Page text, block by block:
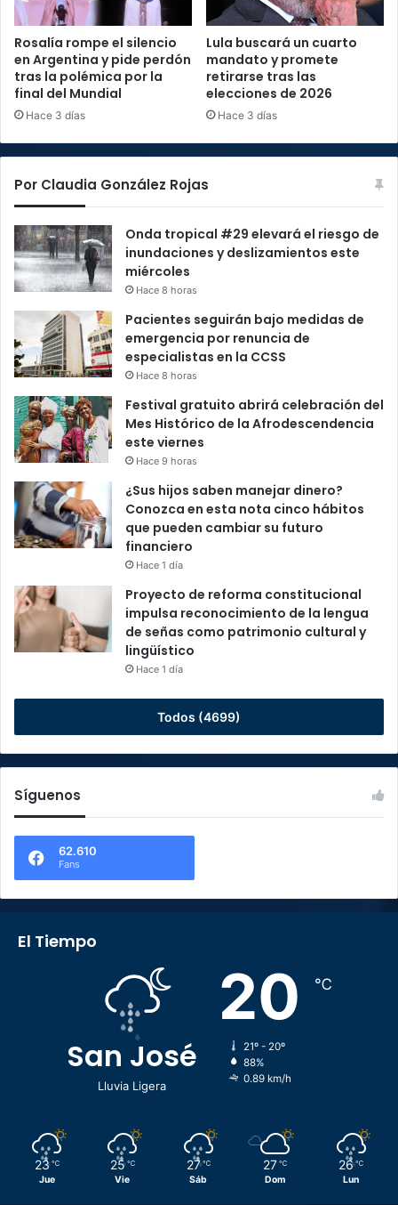
Rosalía rompe el silencio
en Argentina y pide perdón
tras la polémica por la
final del Mundial
Hace 3 días
Lula buscará un cuarto
mandato y promete
retirarse tras las
elecciones de 2026
Hace 3 días
Por Claudia González Rojas
Onda tropical #29 elevará el riesgo de
inundaciones y deslizamientos este
miércoles
Hace 8 horas
Pacientes seguirán bajo medidas de
emergencia por renuncia de
especialistas en la CCSS
Hace 8 horas
Festival gratuito abrirá celebración del
Mes Histórico de la Afrodescendencia
este viernes
Hace 9 horas
¿Sus hijos saben manejar dinero?
Conozca en esta nota cinco hábitos
que pueden cambiar su futuro
financiero
Hace 1 día
Proyecto de reforma constitucional
impulsa reconocimiento de la lengua
de señas como patrimonio cultural y
lingüístico
Hace 1 día
Todos (4699)
Síguenos
62.610
Fans
El Tiempo
San José
Lluvia Ligera
20 ℃
21º - 20º
88%
0.89 km/h
23 ℃
Jue
25 ℃
Vie
27 ℃
Sáb
27 ℃
Dom
26 ℃
Lun